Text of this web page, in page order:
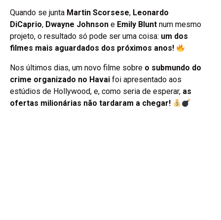
Quando se junta Martin Scorsese, Leonardo
DiCaprio, Dwayne Johnson e Emily Blunt num mesmo
projeto, o resultado só pode ser uma coisa: um dos
filmes mais aguardados dos próximos anos!
Nos últimos dias, um novo filme sobre o submundo do
crime organizado no Havai foi apresentado aos
estúdios de Hollywood, e, como seria de esperar, as
ofertas milionárias não tardaram a chegar!